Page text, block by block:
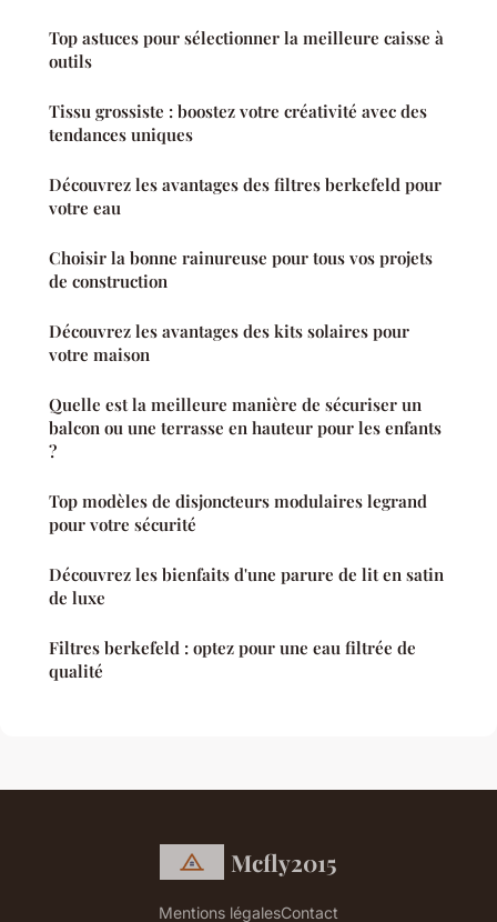
Top astuces pour sélectionner la meilleure caisse à
outils
Tissu grossiste : boostez votre créativité avec des
tendances uniques
Découvrez les avantages des filtres berkefeld pour
votre eau
Choisir la bonne rainureuse pour tous vos projets
de construction
Découvrez les avantages des kits solaires pour
votre maison
Quelle est la meilleure manière de sécuriser un
balcon ou une terrasse en hauteur pour les enfants
?
Top modèles de disjoncteurs modulaires legrand
pour votre sécurité
Découvrez les bienfaits d'une parure de lit en satin
de luxe
Filtres berkefeld : optez pour une eau filtrée de
qualité
Mcfly2015
Mentions légalesContact